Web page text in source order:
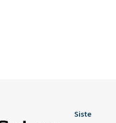
Siste